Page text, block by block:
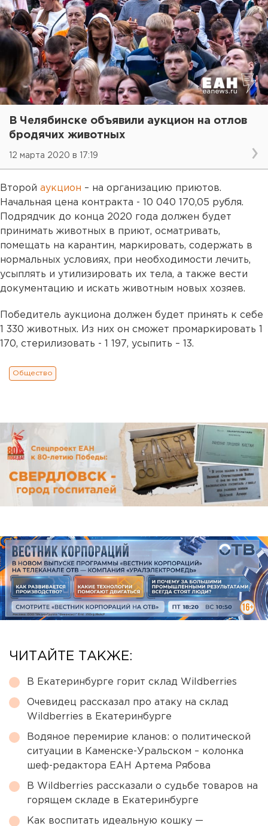
В Челябинске объявили аукцион на отлов
бродячих животных
12 марта 2020 в 17:19
Второй аукцион – на организацию приютов.
Начальная цена контракта - 10 040 170,05 рубля.
Подрядчик до конца 2020 года должен будет
принимать животных в приют, осматривать,
помещать на карантин, маркировать, содержать в
нормальных условиях, при необходимости лечить,
усыплять и утилизировать их тела, а также вести
документацию и искать животным новых хозяев.
Победитель аукциона должен будет принять к себе
1 330 животных. Из них он сможет промаркировать 1
170, стерилизовать - 1 197, усыпить – 13.
Общество
ЧИТАЙТЕ ТАКЖЕ:
В Екатеринбурге горит склад Wildberries
Очевидец рассказал про атаку на склад
Wildberries в Екатеринбурге
Водяное перемирие кланов: о политической
ситуации в Каменске-Уральском – колонка
шеф-редактора ЕАН Артема Рябова
В Wildberries рассказали о судьбе товаров на
горящем складе в Екатеринбурге
Как воспитать идеальную кошку —